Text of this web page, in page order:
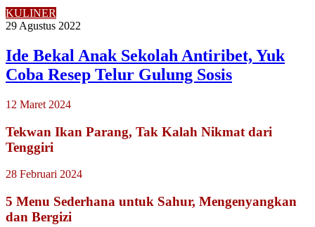
KULINER
29 Agustus 2022
Ide Bekal Anak Sekolah Antiribet, Yuk
Coba Resep Telur Gulung Sosis
12 Maret 2024
Tekwan Ikan Parang, Tak Kalah Nikmat dari
Tenggiri
28 Februari 2024
5 Menu Sederhana untuk Sahur, Mengenyangkan
dan Bergizi